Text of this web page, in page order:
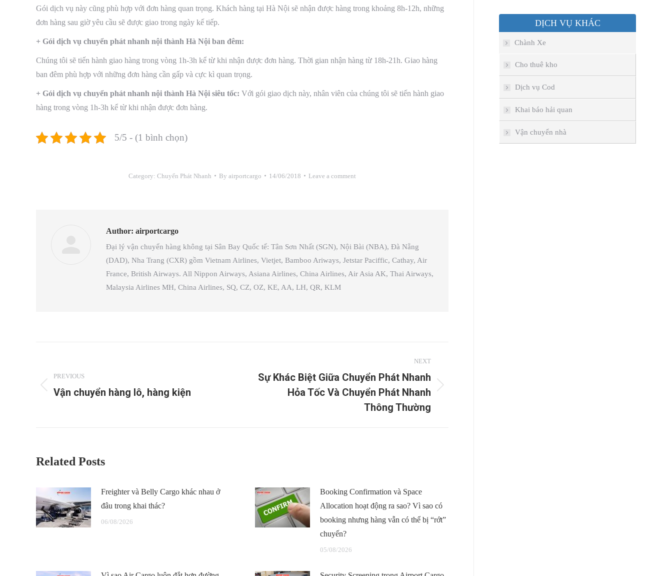
Gói dịch vụ này cũng phù hợp với đơn hàng quan trọng. Khách hàng tại Hà Nội sẽ nhận được hàng trong khoảng 8h-12h, những
đơn hàng sau giờ yêu cầu sẽ được giao trong ngày kế tiếp.
+ Gói dịch vụ chuyển phát nhanh nội thành Hà Nội ban đêm:
Chúng tôi sẽ tiến hành giao hàng trong vòng 1h-3h kể từ khi nhận được đơn hàng. Thời gian nhận hàng từ 18h-21h. Giao hàng
ban đêm phù hợp với những đơn hàng cần gấp và cực kì quan trọng.
+ Gói dịch vụ chuyển phát nhanh nội thành Hà Nội siêu tốc: Với gói giao dịch này, nhân viên của chúng tôi sẽ tiến hành giao
hàng trong vòng 1h-3h kể từ khi nhận được đơn hàng.
5/5 - (1 bình chọn)
Category: Chuyển Phát Nhanh By airportcargo 14/06/2018 Leave a comment
Author: airportcargo
Đại lý vận chuyển hàng không tại Sân Bay Quốc tế: Tân Sơn Nhất (SGN), Nội Bài (NBA), Đà Nẵng
(DAD), Nha Trang (CXR) gồm Vietnam Airlines, Vietjet, Bamboo Ariways, Jetstar Paciffic, Cathay, Air
France, British Airways. All Nippon Airways, Asiana Airlines, China Airlines, Air Asia AK, Thai Airways,
Malaysia Airlines MH, China Airlines, SQ, CZ, OZ, KE, AA, LH, QR, KLM
navigation
PREVIOUS
Previous
Vận chuyển hàng lô, hàng kiện
NEXT
Sự Khác Biệt Giữa Chuyển Phát Nhanh
Hỏa Tốc Và Chuyển Phát Nhanh
Thông Thường
Related Posts
Freighter và Belly Cargo khác nhau ở
đâu trong khai thác?
06/08/2026
Booking Confirmation và Space
Allocation hoạt động ra sao? Vì sao có
booking nhưng hàng vẫn có thể bị “rớt”
chuyến?
05/08/2026
DỊCH VỤ KHÁC
Chành Xe
Cho thuê kho
Dịch vụ Cod
Khai báo hải quan
Vận chuyển nhà